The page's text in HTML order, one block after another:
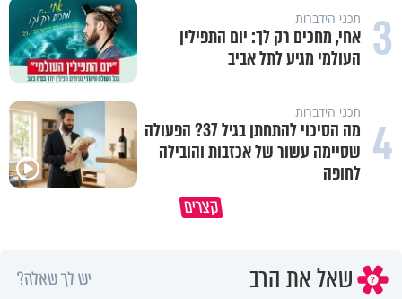
3 תכני הידברות
אחי, מחכים רק לך: יום התפילין
העולמי מגיע לתל אביב
4 תכני הידברות
מה הסיכוי להתחתן בגיל 37? הפעולה
שסיימה עשור של אכזבות והובילה
לחופה
קצריםתשתמש באהבה של השם לטובתך
פותחים פתח קטן - ומקבלים
שאל את הרב יש לך שאלה?